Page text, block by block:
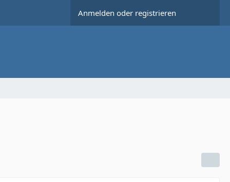
Anmelden oder registrieren